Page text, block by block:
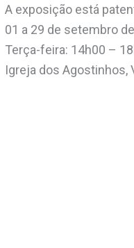
A exposição está
01 a 29 de setembro
Terça-feira: 14h00 –
Igreja dos Agostinhos,